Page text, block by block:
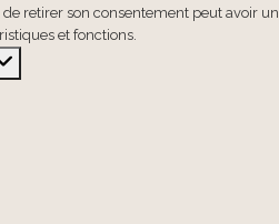
de retirer son consentement peut avoir un
et fonctions.